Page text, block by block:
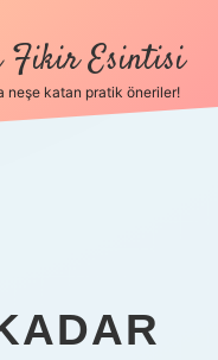
Fikir Esintisi
neşe katan pratik öneriler!